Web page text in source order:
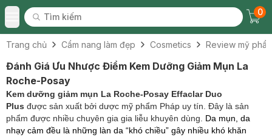
Toggle Menu
Tìm kiếm
Tìm kiếm
0
Trang chủ Cẩm nang làm đẹp Cosmetics Review mỹ
Đánh Giá Ưu Nhược Điểm Kem Dưỡng Giảm Mụn La
Roche-Posay
Kem dưỡng giảm mụn La Roche-Posay Effaclar Duo
Plus được sản xuất bởi dược mỹ phẩm Pháp uy tín. Đây là sản
phẩm được nhiều chuyên gia gia liễu khuyên dùng. Da mụn, da
nhạy cảm đều là những làn da “khó chiều” gây nhiều khó khăn